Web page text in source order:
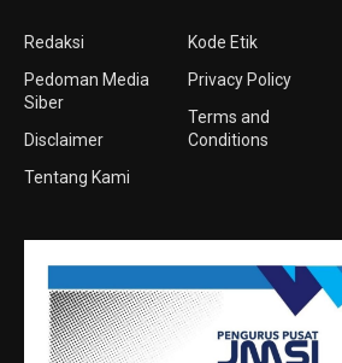
Redaksi
Pedoman Media
Siber
Disclaimer
Tentang Kami
Kode Etik
Privacy Policy
Terms and
Conditions